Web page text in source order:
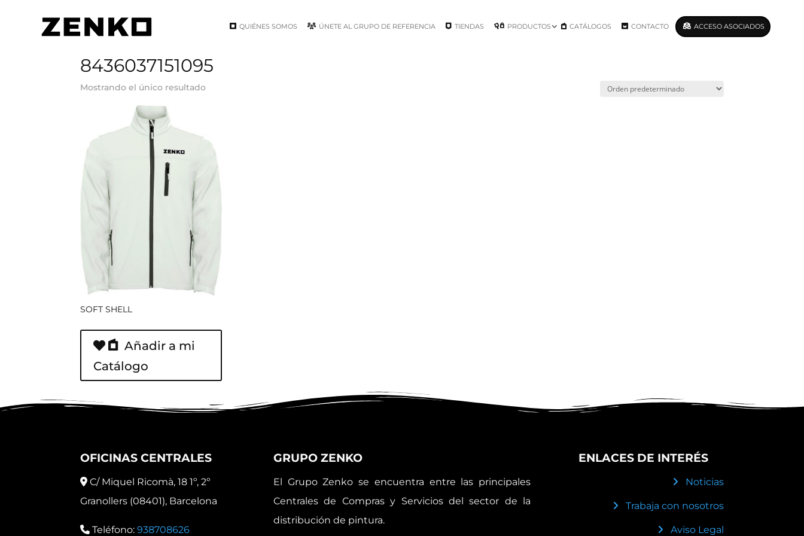
QUIÉNES SOMOS ÚNETE AL GRUPO DE REFERENCIA TIENDAS PRODUCTOS CATÁLOGOS CONTACTO ACCESO ASOCIADOS
8436037151095
Mostrando el único resultado
SOFT SHELL
Añadir a mi
Catálogo
OFICINAS CENTRALES
C/ Miquel Ricomà, 18 1º, 2º
Granollers (08401), Barcelona
Teléfono: 938708626
GRUPO ZENKO
El Grupo Zenko se encuentra entre las principales
Centrales de Compras y Servicios del sector de la
distribución de pintura.
ENLACES DE INTERÉS
Noticias
Trabaja con nosotros
Aviso Legal